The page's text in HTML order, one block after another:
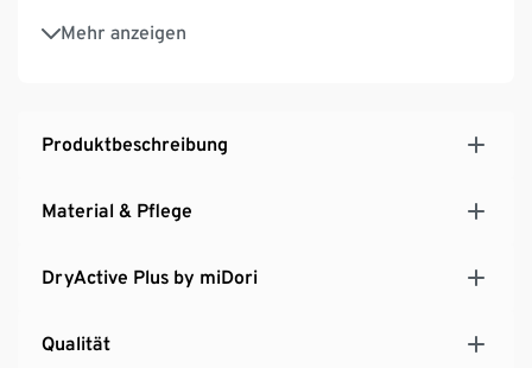
Mehr anzeigen
Mit Markenelasthan: formbeständig, perfekter Sitz
bei voller Bewegungsfreiheit
Produktbeschreibung
Material & Pflege
DryActive Plus by miDori
Qualität